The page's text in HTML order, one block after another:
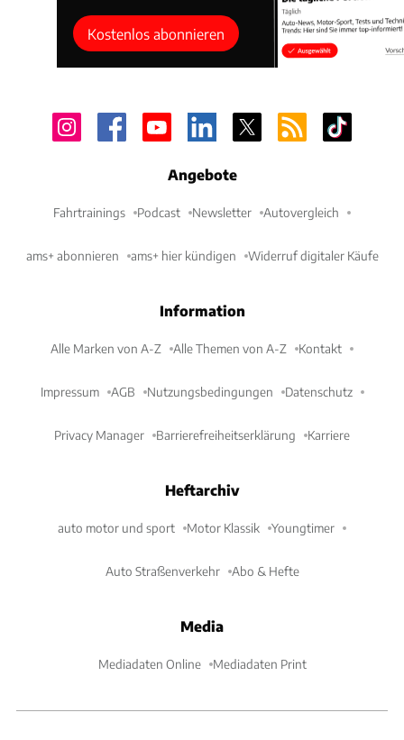
Kostenlos abonnieren
Angebote
Fahrtrainings Podcast Newsletter Autovergleich
ams+ abonnieren ams+ hier kündigen Widerruf digitaler Käufe
Information
Alle Marken von A-Z Alle Themen von A-Z Kontakt
Impressum AGB Nutzungsbedingungen Datenschutz
Privacy Manager Barrierefreiheitserklärung Karriere
Heftarchiv
auto motor und sport Motor Klassik Youngtimer
Auto Straßenverkehr Abo & Hefte
Media
Mediadaten Online Mediadaten Print